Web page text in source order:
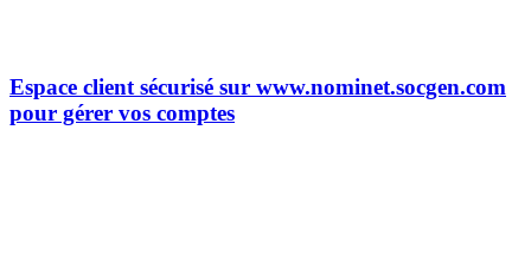
Espace client sécurisé sur www.nominet.socgen.com
pour gérer vos comptes